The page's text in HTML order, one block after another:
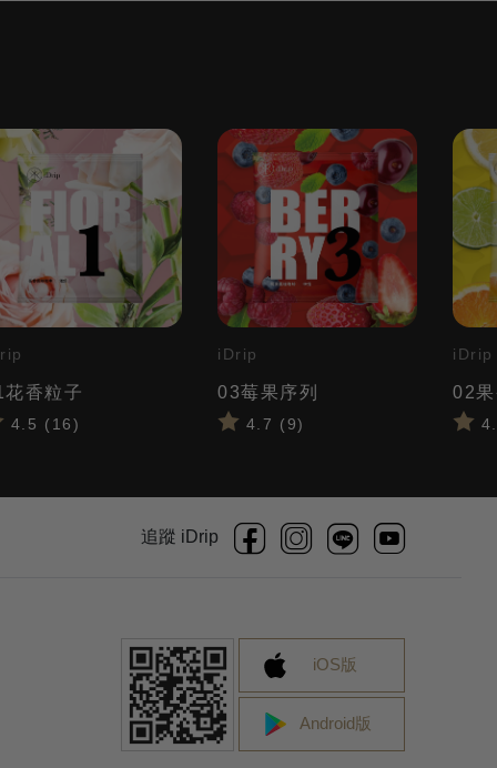
花香粒子
4.5 (16)
iDrip
03莓果序列
4.7 (9)
iDrip
02
追蹤 iDrip
iOS版
Android版